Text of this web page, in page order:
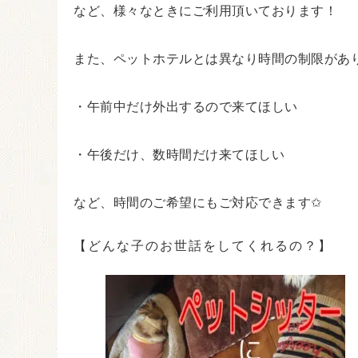
など、様々なときにご利用頂いております！
また、ペットホテルとは異なり時間の制限があ
・午前中だけ外出するので来てほしい
・午後だけ、数時間だけ来てほしい
など、時間のご希望にもご対応できます✩
【どんな子のお世話をしてくれるの？】